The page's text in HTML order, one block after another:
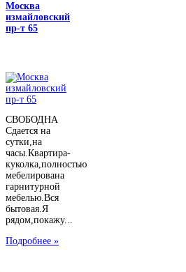
Москва
измайловский
пр-т 65
СВОБОДНА
Сдается на
сутки,на
часы.Квартира-
куколка,полностью
мебелирована
гарнитурной
мебелью.Вся
бытовая.Я
рядом,покажу...
Подробнее »